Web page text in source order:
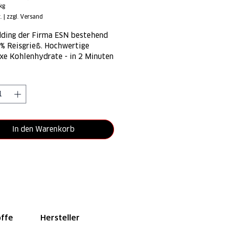
| zzgl. Versand
der Firma ESN bestehend
Reisgrieß. Hochwertige
Kohlenhydrate - in 2 Minuten
In den Warenkorb
Hersteller